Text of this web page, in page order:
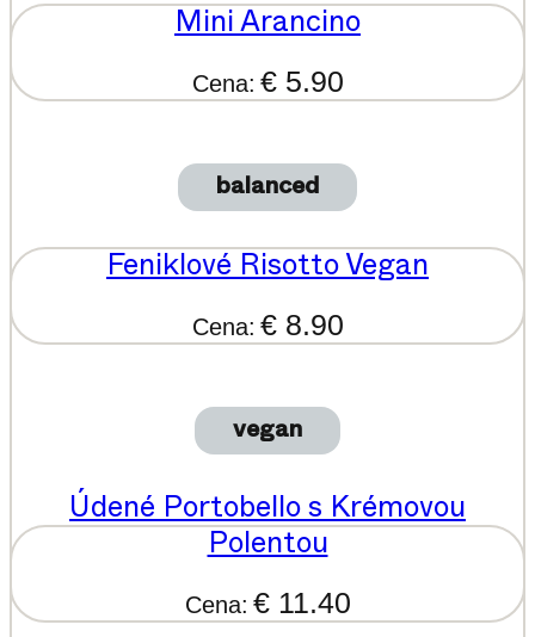
Mini Arancino
Cena: € 5.90
balanced
Feniklové Risotto Vegan
Cena: € 8.90
vegan
Údené Portobello s Krémovou
Polentou
Cena: € 11.40